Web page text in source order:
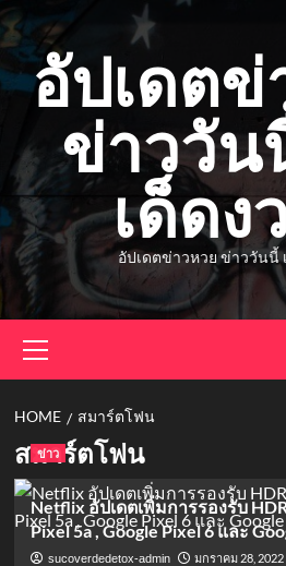
Skip
to
contentอัปเดตข่
ข่าววัน
เด็ดง
อัปเดตข่าวหวย ข่าววันนี้
Menu
HOME สมาร์ตโฟน
สมาร์ตโฟน
ข่าว
Netflix อัปเดตเพิ่มการรองรับ
Pixel 5a , Google Pixel 6 และ
sucoverdedetox-admin มกราคม 28, 2022